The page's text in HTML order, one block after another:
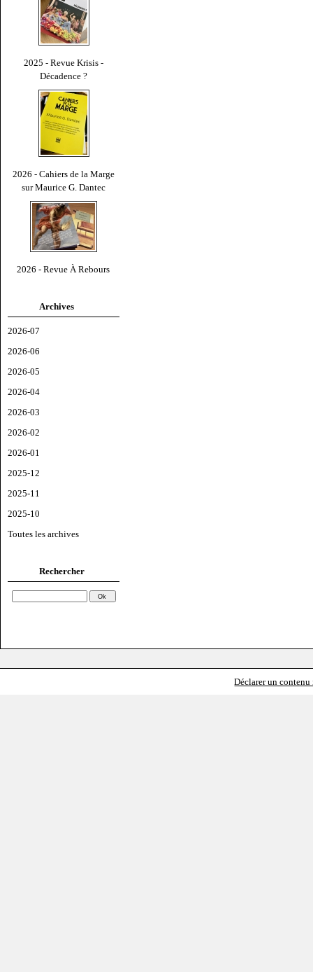
2025 - Revue Krisis -
Décadence ?
2026 - Cahiers de la Marge
sur Maurice G. Dantec
2026 - Revue À Rebours
Archives
2026-07
2026-06
2026-05
2026-04
2026-03
2026-02
2026-01
2025-12
2025-11
2025-10
Toutes les archives
Rechercher
Déclarer un